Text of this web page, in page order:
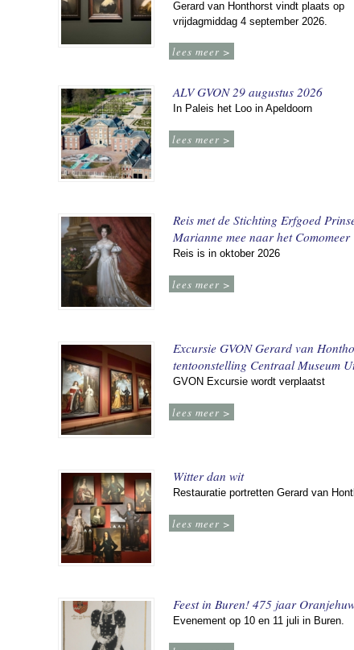
Gerard van Honthorst vindt plaats op
vrijdagmiddag 4 september 2026.
lees meer >
ALV GVON 29 augustus 2026
In Paleis het Loo in Apeldoorn
lees meer >
Reis met de Stichting Erfgoed
Marianne mee naar het Comomeer
Reis is in oktober 2026
lees meer >
Excursie GVON Gerard van
tentoonstelling Centraal Museum
GVON Excursie wordt verplaatst
lees meer >
Witter dan wit
Restauratie portretten Gerard van
lees meer >
Feest in Buren! 475 jaar
Evenement op 10 en 11 juli in Buren.